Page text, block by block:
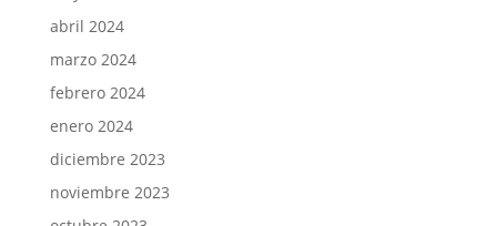
abril 2024
marzo 2024
febrero 2024
enero 2024
diciembre 2023
noviembre 2023